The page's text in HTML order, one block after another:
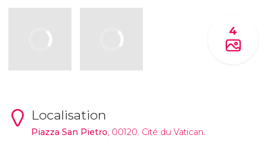
4
Localisation
Piazza San Pietro , 00120. Cité du Vatican.